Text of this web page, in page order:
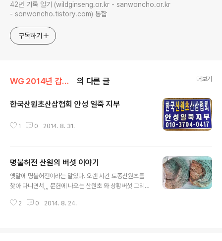
42년 기록 일기 (wildginseng.or.kr - sanwoncho.or.kr
- sonwoncho.tistory.com) 통합
구독하기
WG 2014년 갑오년 기록 의 다른 글 더보기
한국산원초산삼협회 안성 일죽 지부
1 0 2014. 8. 31.
명불허전 산원의 버섯 이야기
옛말에 명불허전이라는 말있다. 오랜 시간 토종산원초를
찾아 다니면서,,, 문헌에 나오는 산원초 와 상황버섯 그리고
다. 하지만 요즘 사람들은 건강할때, 건강을 지키지 못하는
2 0 2014. 8. 24.